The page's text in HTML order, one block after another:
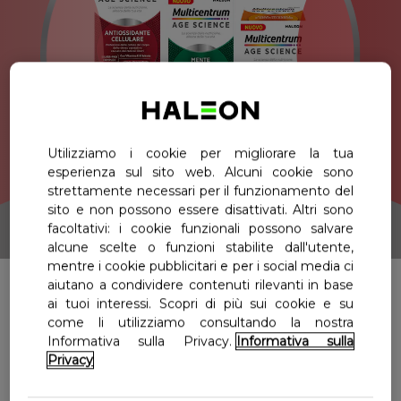
Dove Comprare
Multicentrum Age Science Mente
Multicentrum Age Science
Antiossidante Cellulare
Muscoli e Articolazioni
Agisci oggi per il tuo domani,
con Multicentrum Age Science,
alleato della tua età.
Utilizziamo i cookie per migliorare la tua
esperienza sul sito web. Alcuni cookie sono
strettamente necessari per il funzionamento del
sito e non possono essere disattivati. Altri sono
facoltativi: i cookie funzionali possono salvare
alcune scelte o funzioni stabilite dall'utente,
mentre i cookie pubblicitari e per i social media ci
aiutano a condividere contenuti rilevanti in base
ai tuoi interessi. Scopri di più sui cookie e su
come li utilizziamo consultando la nostra
Informativa sulla Privacy. Informativa sulla
Privacy